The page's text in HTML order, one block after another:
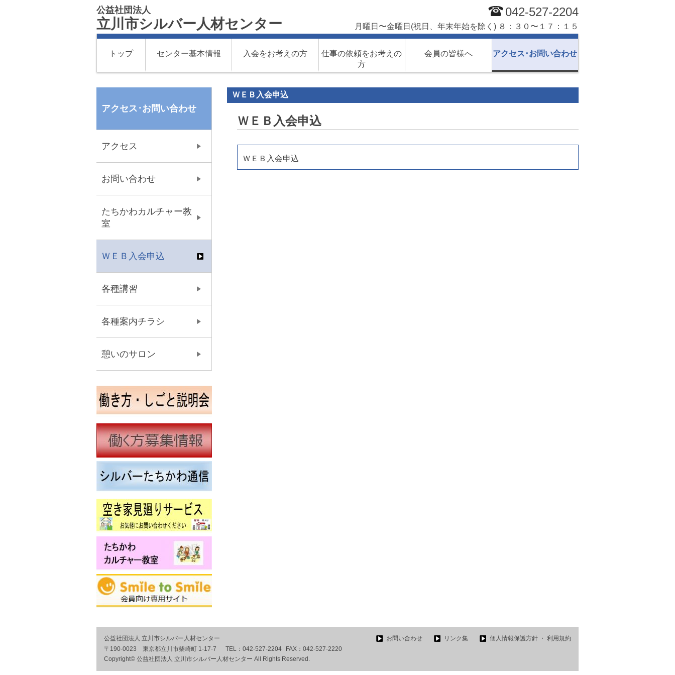
公益社団法人
立川市シルバー人材センター
042-527-2204
月曜日〜金曜日(祝日、年末年始を除く) ８：３０〜１７：１５
トップ センター基本情報 入会をお考えの方
仕事の依頼をお考えの
方
会員の皆様へ アクセス･お問い合わせ
ＷＥＢ入会申込
ＷＥＢ入会申込
ＷＥＢ入会申込
アクセス･お問い合わせ
アクセス
お問い合わせ
たちかわカルチャー教
室
ＷＥＢ入会申込
各種講習
各種案内チラシ
憩いのサロン
公益社団法人 立川市シルバー人材センター
〒190-0023 東京都立川市柴崎町 1-17-7
TEL： 042-527-2204 FAX： 042-527-2220
Copyright© 公益社団法人 立川市シルバー人材センター All Rights Reserved.
お問い合わせ リンク集 個人情報保護方針 ・ 利用規約